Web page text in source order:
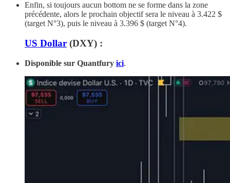
Enfin, si toujours aucun bottom ne se forme dans la zone
précédente, alors le prochain objectif sera le niveau à 3.422 $
(target N°3), puis le niveau à 3.396 $ (target N°4).
US Dollar (DXY) :
Disponible sur Quantfury ici.